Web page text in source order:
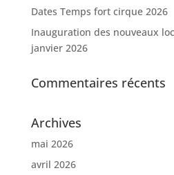
Dates Temps fort cirque 2026
Inauguration des nouveaux
janvier 2026
Commentaires récents
Archives
mai 2026
avril 2026